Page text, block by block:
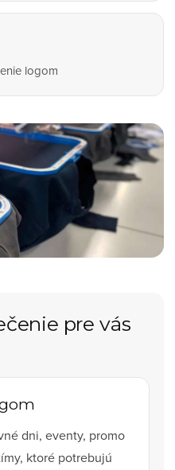
logom
pre vás
dni, eventy, promo
ktoré potrebujú